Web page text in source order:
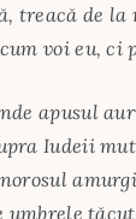
treacă de la
voi eu, ci
apusul
Iudeii
umbrele